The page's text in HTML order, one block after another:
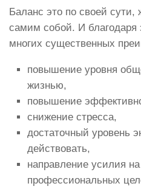
Баланс это по своей сути,
самим собой. И благодаря
многих существенных
повышение уровня
жизнью,
повышение
снижение стресса,
достаточный уровень
действовать,
направление усилия
профессиональных